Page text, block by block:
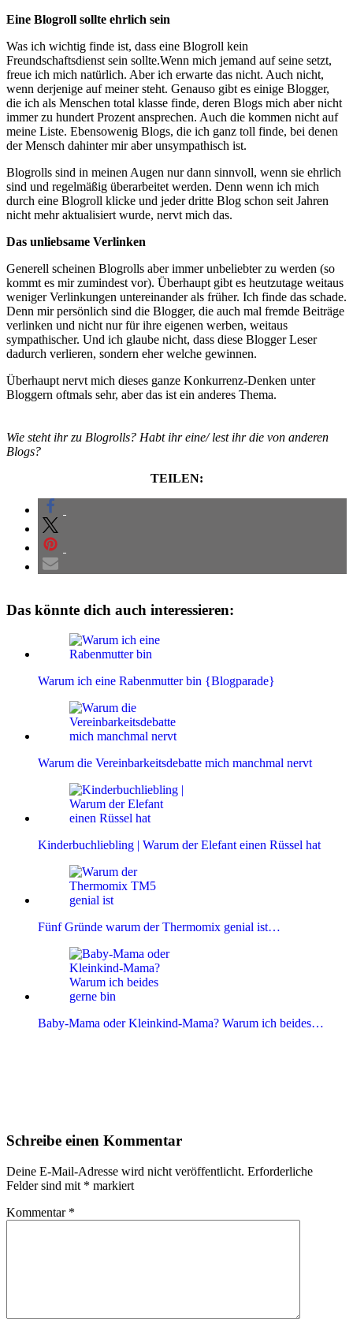
Eine Blogroll sollte ehrlich sein
Was ich wichtig finde ist, dass eine Blogroll kein
Freundschaftsdienst sein sollte.Wenn mich jemand auf seine setzt,
freue ich mich natürlich. Aber ich erwarte das nicht. Auch nicht,
wenn derjenige auf meiner steht. Genauso gibt es einige Blogger,
die ich als Menschen total klasse finde, deren Blogs mich aber nicht
immer zu hundert Prozent ansprechen. Auch die kommen nicht auf
meine Liste. Ebensowenig Blogs, die ich ganz toll finde, bei denen
der Mensch dahinter mir aber unsympathisch ist.
Blogrolls sind in meinen Augen nur dann sinnvoll, wenn sie ehrlich
sind und regelmäßig überarbeitet werden. Denn wenn ich mich
durch eine Blogroll klicke und jeder dritte Blog schon seit Jahren
nicht mehr aktualisiert wurde, nervt mich das.
Das unliebsame Verlinken
Generell scheinen Blogrolls aber immer unbeliebter zu werden (so
kommt es mir zumindest vor). Überhaupt gibt es heutzutage weitaus
weniger Verlinkungen untereinander als früher. Ich finde das schade.
Denn mir persönlich sind die Blogger, die auch mal fremde Beiträge
verlinken und nicht nur für ihre eigenen werben, weitaus
sympathischer. Und ich glaube nicht, dass diese Blogger Leser
dadurch verlieren, sondern eher welche gewinnen.
Überhaupt nervt mich dieses ganze Konkurrenz-Denken unter
Bloggern oftmals sehr, aber das ist ein anderes Thema.
Wie steht ihr zu Blogrolls? Habt ihr eine/ lest ihr die von anderen
Blogs?
TEILEN:
Das könnte dich auch interessieren:
Warum ich eine Rabenmutter bin {Blogparade}
Warum die Vereinbarkeitsdebatte mich manchmal nervt
Kinderbuchliebling | Warum der Elefant einen Rüssel hat
Fünf Gründe warum der Thermomix genial ist…
Baby-Mama oder Kleinkind-Mama? Warum ich beides…
Interaktionen
Schreibe einen Kommentar
Deine E-Mail-Adresse wird nicht veröffentlicht. Erforderliche
Felder sind mit * markiert
Kommentar *